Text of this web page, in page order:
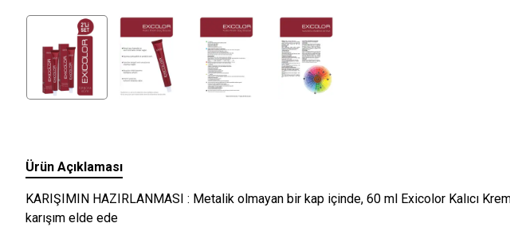
Ürün Açıklaması
KARIŞIMIN HAZIRLANMASI : Metalik olmayan bir kap içinde, 60 ml Exicolor Kalıcı
karışım elde ede